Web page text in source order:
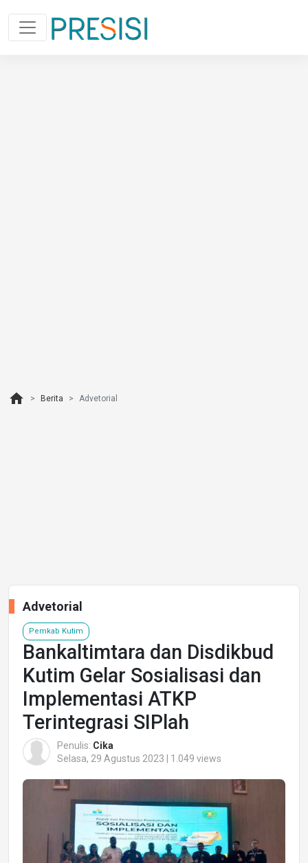
home Berita Advetorial
Advetorial
Pemkab Kutim
Bankaltimtara dan Disdikbud
Kutim Gelar Sosialisasi dan
Implementasi ATKP
Terintegrasi SIPlah
Penulis: Cika
Selasa, 29 Agustus 2023 | 1.049 views